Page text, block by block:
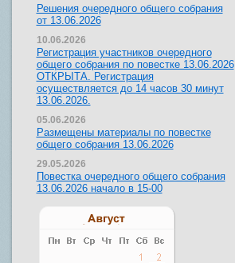
Решения очередного общего собрания
от 13.06.2026
10.06.2026
Регистрация участников очередного
общего собрания по повестке 13.06.2026
ОТКРЫТА. Регистрация
осуществляется до 14 часов 30 минут
13.06.2026.
05.06.2026
Размещены материалы по повестке
общего собрания 13.06.2026
29.05.2026
Повестка очередного общего собрания
13.06.2026 начало в 15-00